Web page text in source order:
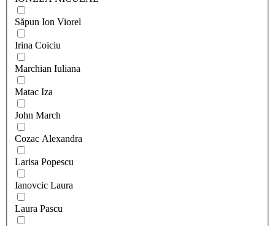
Săpun Ion Viorel
Irina Coiciu
Marchian Iuliana
Matac Iza
John March
Cozac Alexandra
Larisa Popescu
Ianovcic Laura
Laura Pascu